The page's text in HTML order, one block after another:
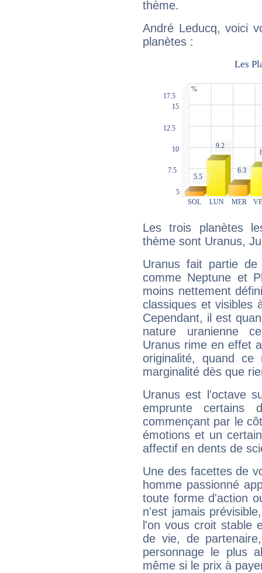
thème.
André Leducq, voici
planètes :
Les trois planètes
thème sont Uranus,
Uranus fait partie
comme Neptune et
moins nettement
classiques et visibles
Cependant, il est
nature uranienne
Uranus rime en effet
originalité, quand ce
marginalité dès que
Uranus est l'octave
emprunte
commençant par le
émotions et un
affectif en dents de
Une des facettes de
homme passionné
toute forme d'action
n'est jamais
l'on vous croit stable
de vie, de
personnage le plus
même si le prix à